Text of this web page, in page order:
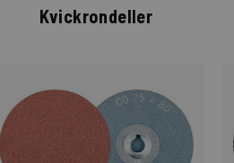
Kvickrondeller